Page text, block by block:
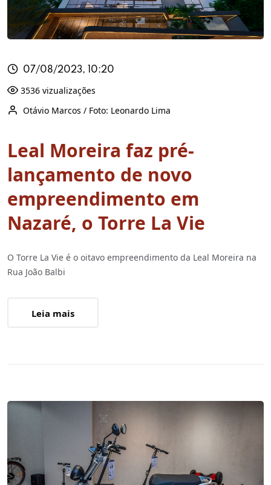
07/08/2023, 10:20
3536 vizualizações
Otávio Marcos / Foto: Leonardo Lima
Leal Moreira faz pré-
lançamento de novo
empreendimento em
Nazaré, o Torre La Vie
O Torre La Vie é o oitavo empreendimento da Leal Moreira na
Rua João Balbi
Leia mais